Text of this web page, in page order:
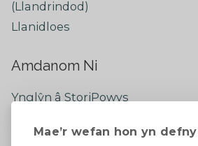
Mae’r wefan hon yn
(Llandrindod)
Llanidloes
Amdanom Ni
Ynglŷn â StoriPowys
Newyddion Diweddaraf